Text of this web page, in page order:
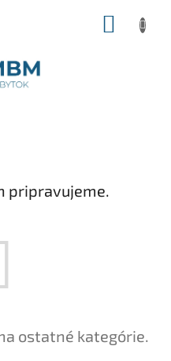
pripravujeme.
ostatné kategórie.